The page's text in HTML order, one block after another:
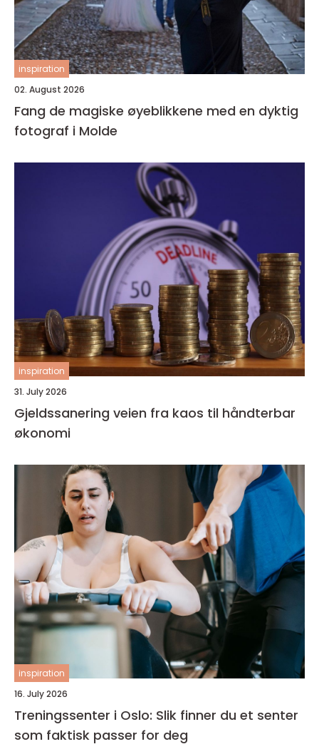
inspiration
02. August 2026
Fang de magiske øyeblikkene med en dyktig
fotograf i Molde
inspiration
31. July 2026
Gjeldssanering veien fra kaos til håndterbar
økonomi
inspiration
16. July 2026
Treningssenter i Oslo: Slik finner du et senter
som faktisk passer for deg